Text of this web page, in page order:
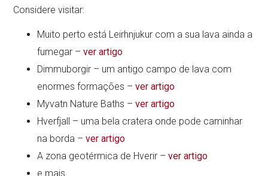
Considere visitar:
Muito perto está Leirhnjukur com a sua lava ainda a
fumegar –ver artigo
Dimmuborgir – um antigo campo de lava com
enormes formações –ver artigo
Myvatn Nature Baths –ver artigo
Hverfjall – uma bela cratera onde pode caminhar
na borda –ver artigo
A zona geotérmica de Hverir –ver artigo
e mais…